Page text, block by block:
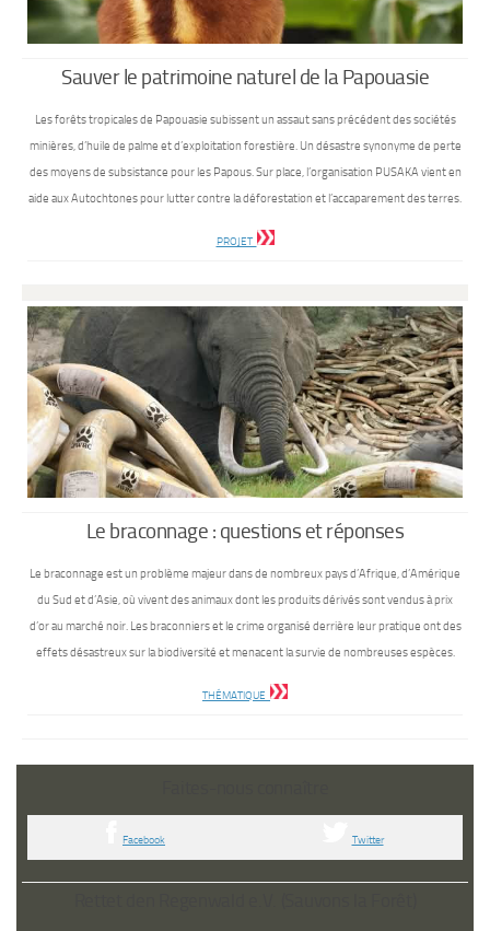
Sauver le patrimoine naturel de la Papouasie
Les forêts tropicales de Papouasie subissent un assaut sans précédent des sociétés
minières, d’huile de palme et d’exploitation forestière. Un désastre synonyme de perte
des moyens de subsistance pour les Papous. Sur place, l’organisation PUSAKA vient en
aide aux Autochtones pour lutter contre la déforestation et l’accaparement des terres.
PROJET
Le braconnage : questions et réponses
Le braconnage est un problème majeur dans de nombreux pays d’Afrique, d’Amérique
du Sud et d’Asie, où vivent des animaux dont les produits dérivés sont vendus à prix
d’or au marché noir. Les braconniers et le crime organisé derrière leur pratique ont des
effets désastreux sur la biodiversité et menacent la survie de nombreuses espèces.
THÉMATIQUE
Facebook Twitter